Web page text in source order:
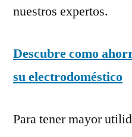
nuestros expertos.
Descubre como
su electrodoméstico
Para tener mayor